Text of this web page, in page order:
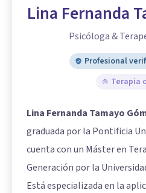
Lina Fernanda
Psicóloga &
Profesional
Terapia
Lina Fernanda Tamayo
graduada por la Pontificia
cuenta con un Máster en
Generación por la
Está especializada en la